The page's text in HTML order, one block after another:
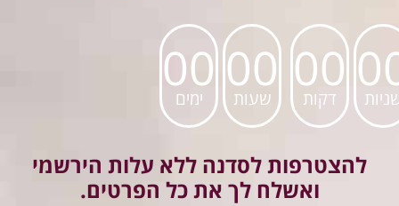
00
ימים 00
שעות 00
דקות
להצטרפות לסדנה ללא עלות הירשמי
ואשלח לך את כל הפרטים.